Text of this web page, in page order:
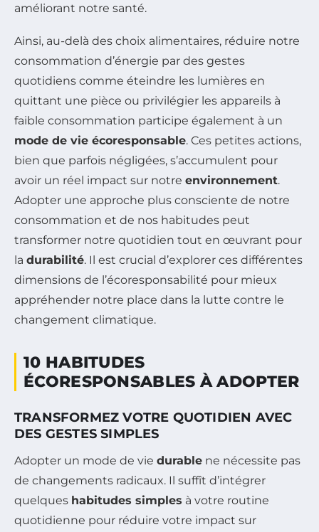
améliorant notre santé.
Ainsi, au-delà des choix alimentaires, réduire notre
consommation d’énergie par des gestes
quotidiens comme éteindre les lumières en
quittant une pièce ou privilégier les appareils à
faible consommation participe également à un
mode de vie écoresponsable. Ces petites actions,
bien que parfois négligées, s’accumulent pour
avoir un réel impact sur notre environnement.
Adopter une approche plus consciente de notre
consommation et de nos habitudes peut
transformer notre quotidien tout en œuvrant pour
la durabilité. Il est crucial d’explorer ces différentes
dimensions de l’écoresponsabilité pour mieux
appréhender notre place dans la lutte contre le
changement climatique.
10 HABITUDES
ÉCORESPONSABLES À ADOPTER
TRANSFORMEZ VOTRE QUOTIDIEN AVEC
DES GESTES SIMPLES
Adopter un mode de vie durable ne nécessite pas
de changements radicaux. Il suffît d’intégrer
quelques habitudes simples à votre routine
quotidienne pour réduire votre impact sur